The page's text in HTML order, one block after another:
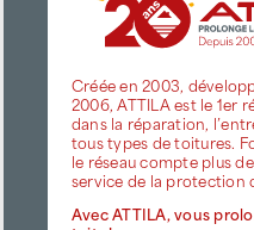
Créée en 2003,
2006, ATTILA est le 1er
dans la réparation,
tous types de toitures.
le réseau compte plus
service de la protection
Avec ATTILA, vous